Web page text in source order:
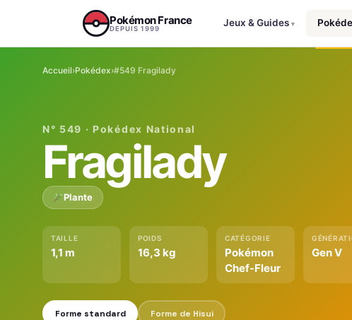
Pokémon France
DEPUIS 1999
Jeux & Guides ▾
Accueil›Pokédex›#549 Fragilady
N° 549 · Pokédex National
Fragilady
Plante
TAILLE
1,1 m
POIDS
16,3 kg
CATÉGORIE
Pokémon
Chef-Fleur
Gen V
Forme standard Forme de Hisui